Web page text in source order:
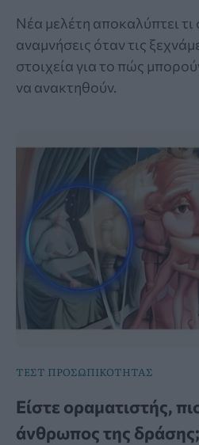
Νέα μελέτη αποκαλύπτει τι
αναμνήσεις όταν τις
στοιχεία για το πώς
να ανακτηθούν.
ΤΕΣΤ ΠΡΟΣΩΠΙΚΟΤΗΤΑΣ
Είστε οραματιστής,
άνθρωπος της